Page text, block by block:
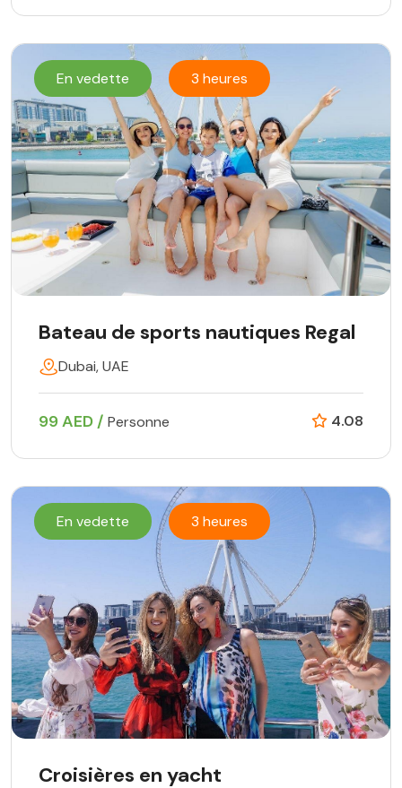
En vedette 3 heures
Bateau de sports nautiques Regal
Dubai, UAE
99 AED / Personne 4.08
En vedette 3 heures
Croisières en yacht